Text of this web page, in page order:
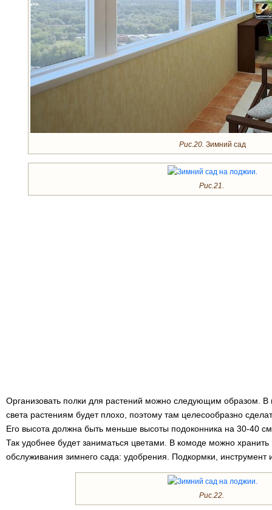
Рис.20. Зимний сад
Рис.21.
Организовать полки для растений можно следующим образом. В
света растениям будет плохо, поэтому там целесообразно
Его высота должна быть меньше высоты подоконника на 30-40
Так удобнее будет заниматься цветами. В комоде можно
обслуживания зимнего сада: удобрения. Подкормки, инструмент
Рис.22.